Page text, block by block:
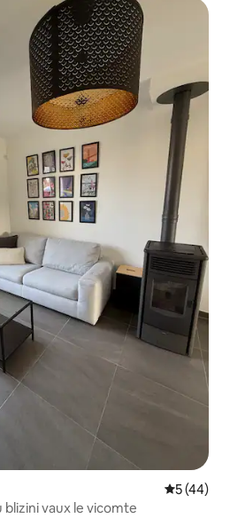
s oznakom „Odabrali gosti”
Prosječna
5 (44)
blizini vaux le vicomte